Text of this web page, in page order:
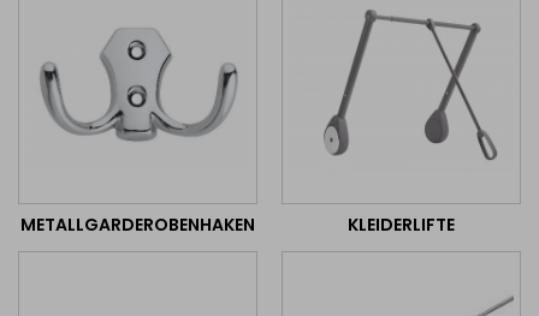
METALLGARDEROBENHAKEN KLEIDERLIFTE